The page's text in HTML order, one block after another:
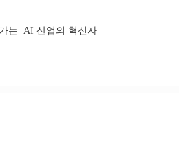
는 AI 산업의 혁신자